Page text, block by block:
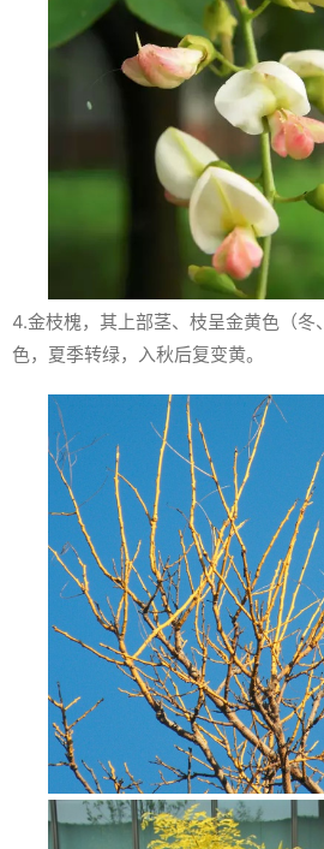
4.金枝槐，其上部茎、枝呈金黄色（
色，夏季转绿，入秋后复变黄。